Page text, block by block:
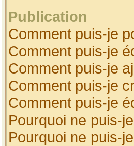
Publication
Comment puis-je
Comment puis-je
Comment puis-je
Comment puis-je
Comment puis-je
Pourquoi ne puis-
Pourquoi ne puis-